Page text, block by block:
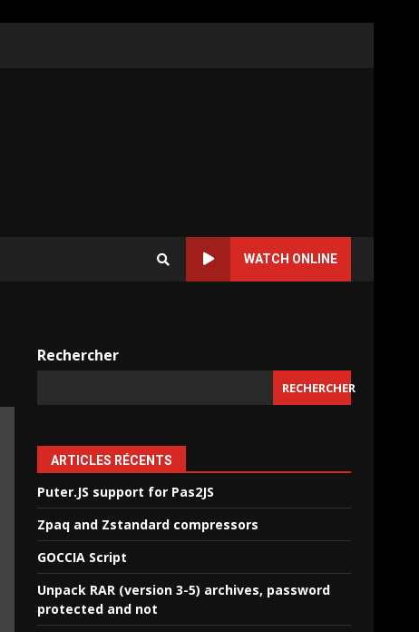
WATCH ONLINE
Rechercher
RECHERCHER
ARTICLES RÉCENTS
Puter.JS support for Pas2JS
Zpaq and Zstandard compressors
GOCCIA Script
Unpack RAR (version 3-5) archives, password
protected and not